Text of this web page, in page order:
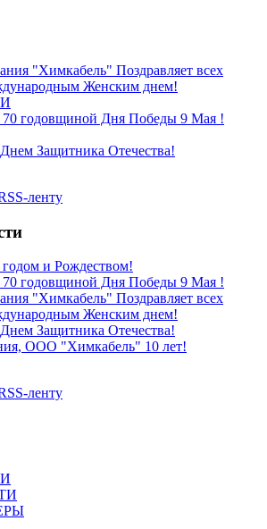
"Химкабель" Поздравляет всех
Женским днем!
70 годовщиной Дня Победы 9 Мая !
Защитника Отечества!
ленту
и Рождеством!
70 годовщиной Дня Победы 9 Мая !
"Химкабель" Поздравляет всех
Женским днем!
Защитника Отечества!
ООО "Химкабель" 10 лет!
ленту